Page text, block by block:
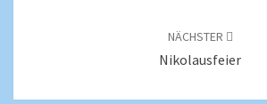
NÄCHSTER
Nikolausfeier